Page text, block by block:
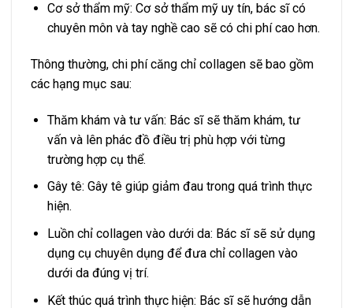
Cơ sở thẩm mỹ: Cơ sở thẩm mỹ uy tín, bác sĩ có
chuyên môn và tay nghề cao sẽ có chi phí cao hơn.
Thông thường, chi phí căng chỉ collagen sẽ bao gồm
các hạng mục sau:
Thăm khám và tư vấn: Bác sĩ sẽ thăm khám, tư
vấn và lên phác đồ điều trị phù hợp với từng
trường hợp cụ thể.
Gây tê: Gây tê giúp giảm đau trong quá trình thực
hiện.
Luồn chỉ collagen vào dưới da: Bác sĩ sẽ sử dụng
dụng cụ chuyên dụng để đưa chỉ collagen vào
dưới da đúng vị trí.
Kết thúc quá trình thực hiện: Bác sĩ sẽ hướng dẫn